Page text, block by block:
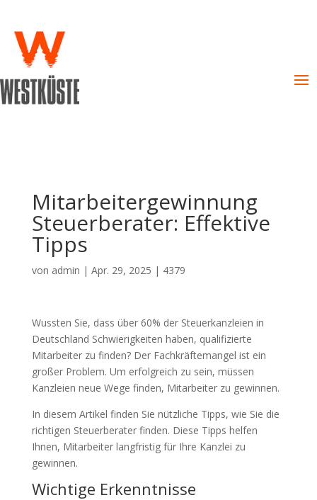
Mitarbeitergewinnung
Steuerberater: Effektive
Tipps
von admin | Apr. 29, 2025 | 4379
Wussten Sie, dass über 60% der Steuerkanzleien in
Deutschland Schwierigkeiten haben, qualifizierte
Mitarbeiter zu finden? Der Fachkräftemangel ist ein
großer Problem. Um erfolgreich zu sein, müssen
Kanzleien neue Wege finden, Mitarbeiter zu gewinnen.
In diesem Artikel finden Sie nützliche Tipps, wie Sie die
richtigen Steuerberater finden. Diese Tipps helfen
Ihnen, Mitarbeiter langfristig für Ihre Kanzlei zu
gewinnen.
Wichtige Erkenntnisse